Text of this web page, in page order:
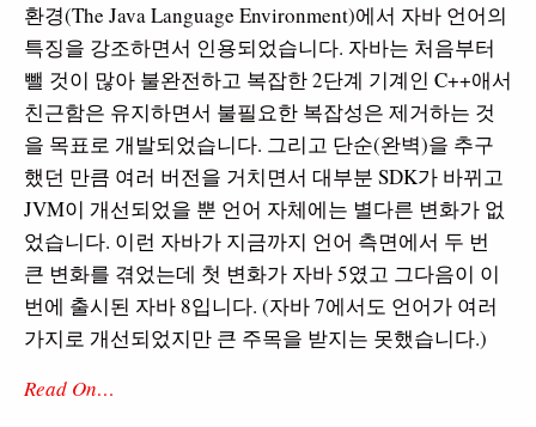
환경(The Java Language Environment)에서 자바 언어의
특징을 강조하면서 인용되었습니다. 자바는 처음부터
뺄 것이 많아 불완전하고 복잡한 2단계 기계인 C++애서
친근함은 유지하면서 불필요한 복잡성은 제거하는 것
을 목표로 개발되었습니다. 그리고 단순(완벽)을 추구
했던 만큼 여러 버전을 거치면서 대부분 SDK가 바뀌고
JVM이 개선되었을 뿐 언어 자체에는 별다른 변화가 없
었습니다. 이런 자바가 지금까지 언어 측면에서 두 번
큰 변화를 겪었는데 첫 변화가 자바 5였고 그다음이 이
번에 출시된 자바 8입니다. (자바 7에서도 언어가 여러
가지로 개선되었지만 큰 주목을 받지는 못했습니다.)
Read On…